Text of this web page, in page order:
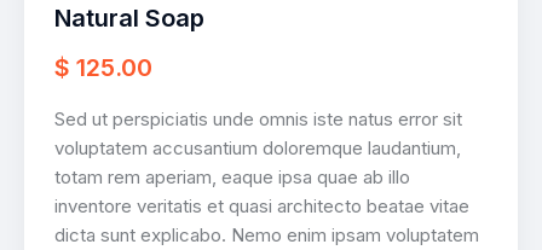
Natural Soap
$ 125.00
Sed ut perspiciatis unde omnis iste natus error sit
voluptatem accusantium doloremque laudantium,
totam rem aperiam, eaque ipsa quae ab illo
inventore veritatis et quasi architecto beatae vitae
dicta sunt explicabo. Nemo enim ipsam voluptatem